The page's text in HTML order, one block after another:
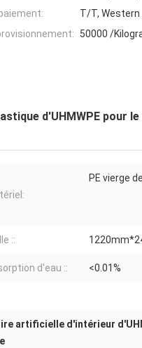
T/T, Western
50000 /
d'UHMWPE pour
PE vierge
::
d'eau :: <0.01%
artificielle d'intérieur